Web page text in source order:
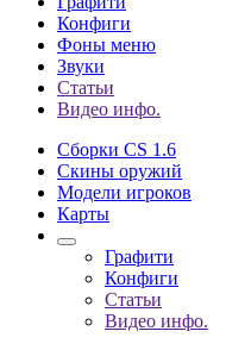
Конфиги
Фоны меню
Звуки
Статьи
Видео инфо.
Сборки CS 1.6
Скины оружий
Модели игроков
Карты
Графити
Конфиги
Статьи
Видео инфо.